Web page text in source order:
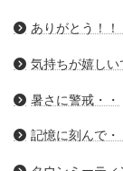
ありがとう！！
気持ちが嬉しい
暑さに警戒・・
記憶に刻んで・